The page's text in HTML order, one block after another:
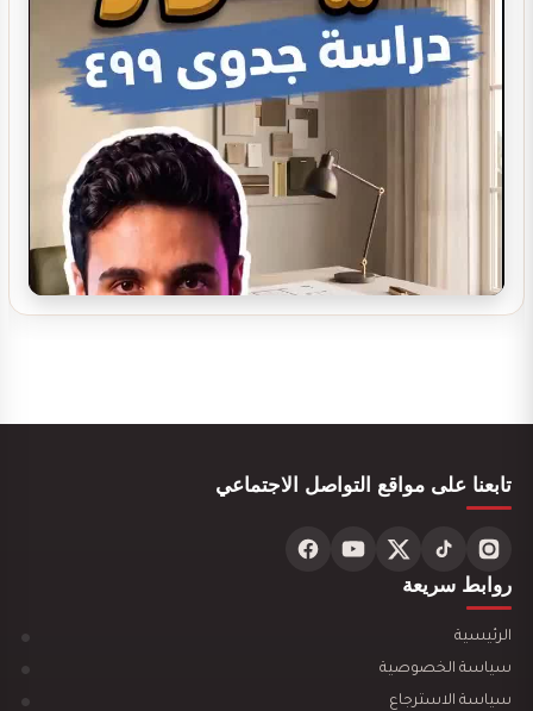
تصميم ديكور مطعم فاخر 2024
تصميم ديكور محل تزيين نسائي
تصميم ديكور محل ذهب والماس و مجوهرات
تابعنا على مواقع التواصل الاجتماعي
روابط سريعة
الرئيسية
سياسة الخصوصية
سياسة الاسترجاع